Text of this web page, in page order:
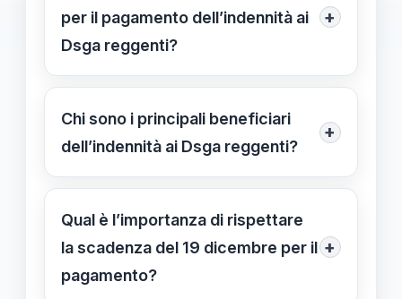
per il pagamento dell’indennità ai
Dsga reggenti?
+
Il pagamento deve essere effettuato
entro il 19 dicembre 2023,
garantendo così un supporto
Chi sono i principali beneficiari
dell’indennità ai Dsga reggenti?
+
I beneficiari sono principalmente i
Dsga che ricoprono incarichi di
reggenza in scuole di piccole
dimensioni, inclusi incarichi aggiuntivi
Qual è l’importanza di rispettare
la scadenza del 19 dicembre per il
pagamento?
+